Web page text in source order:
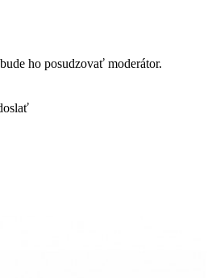
ho posudzovať moderátor.